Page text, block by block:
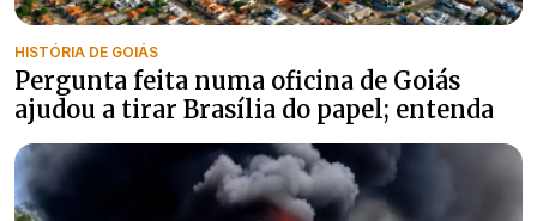
HISTÓRIA DE GOIÁS
Pergunta feita numa oficina de Goiás
ajudou a tirar Brasília do papel; entenda